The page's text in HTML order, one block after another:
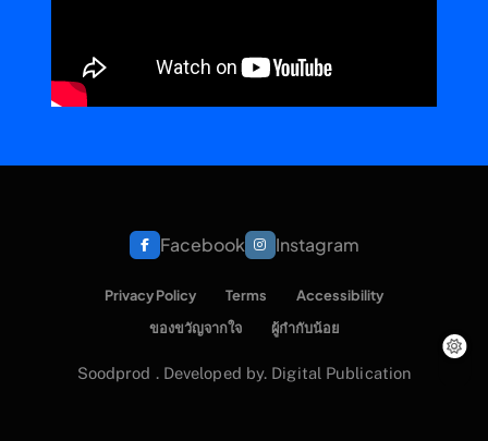
Facebook Instagram
Privacy Policy Terms
Accessibility
ของขวัญจากใจ
ผู้กำกับน้อย
Soodprod . Developed by. Digital Publication